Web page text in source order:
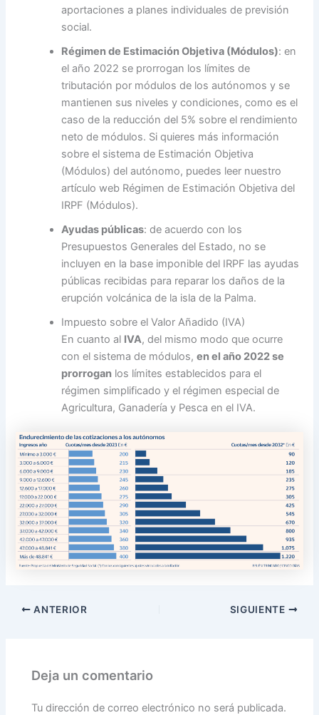
aportaciones a planes individuales de previsión
social.
Régimen de Estimación Objetiva (Módulos): en
el año 2022 se prorrogan los límites de
tributación por módulos de los autónomos y se
mantienen sus niveles y condiciones, como es el
caso de la reducción del 5% sobre el rendimiento
neto de módulos. Si quieres más información
sobre el sistema de Estimación Objetiva
(Módulos) del autónomo, puedes leer nuestro
artículo web Régimen de Estimación Objetiva del
IRPF (Módulos).
Ayudas públicas: de acuerdo con los
Presupuestos Generales del Estado, no se
incluyen en la base imponible del IRPF las ayudas
públicas recibidas para reparar los daños de la
erupción volcánica de la isla de la Palma.
Impuesto sobre el Valor Añadido (IVA)
En cuanto al IVA, del mismo modo que ocurre
con el sistema de módulos,en el año 2022 se
prorrogan los límites establecidos para el
régimen simplificado y el régimen especial de
Agricultura, Ganadería y Pesca en el IVA.
ANTERIOR SIGUIENTE
Deja un comentario
Tu dirección de correo electrónico no será publicada.